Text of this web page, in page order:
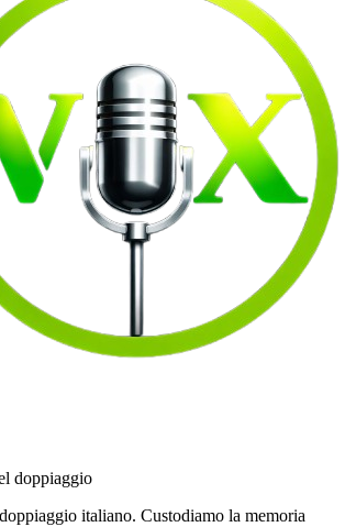
doppiaggio
italiano. Custodiamo la memoria